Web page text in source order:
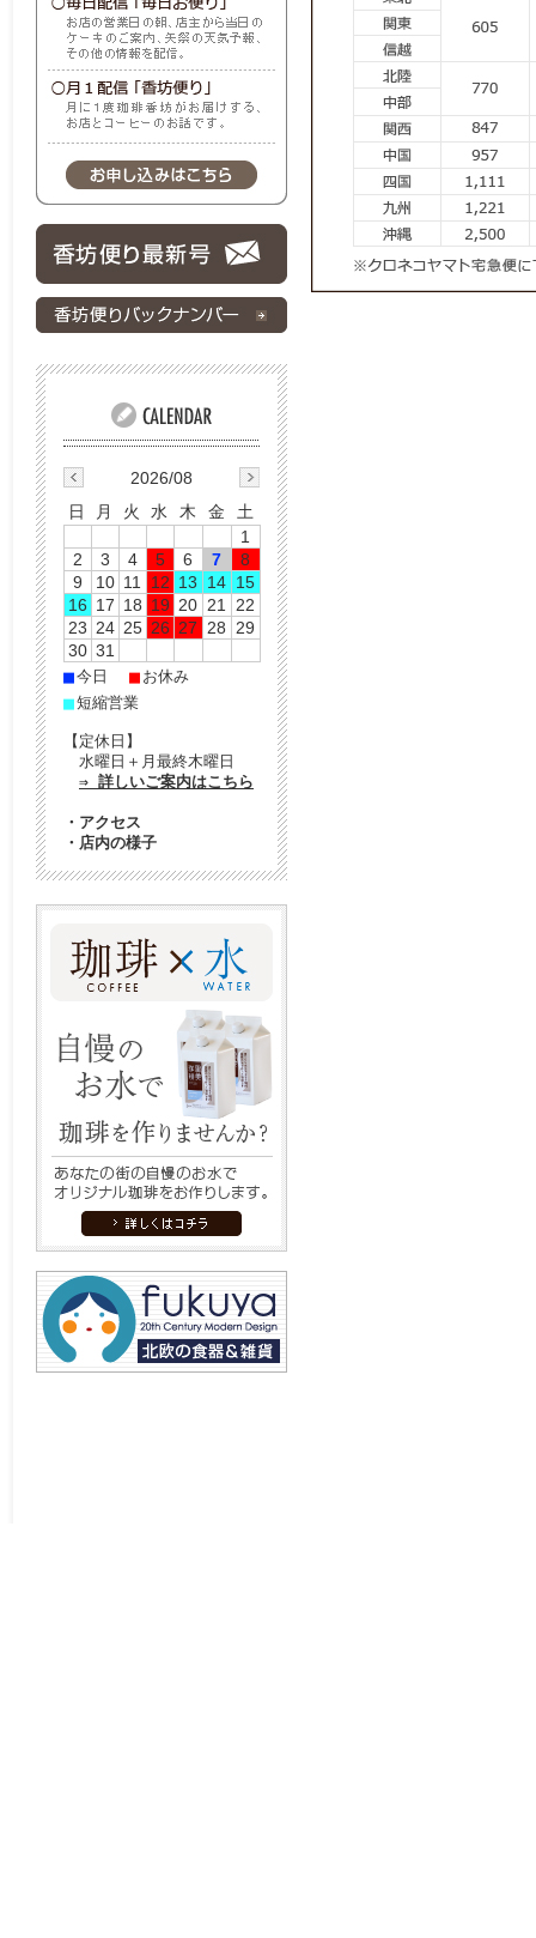
2026/08
日
月 火 水 木 金
土
1
2
3 4 5 6 7
8
9
10 11 12 13 14 15
16 17 18 19 20 21
22
23 24 25 26 27 28
29
30 31
■今日 ■ お休み
■短縮営業
【定休日】
水曜日＋月最終木曜日
⇒ 詳しいご案内はこちら
・ アクセス
・ 店内の様子